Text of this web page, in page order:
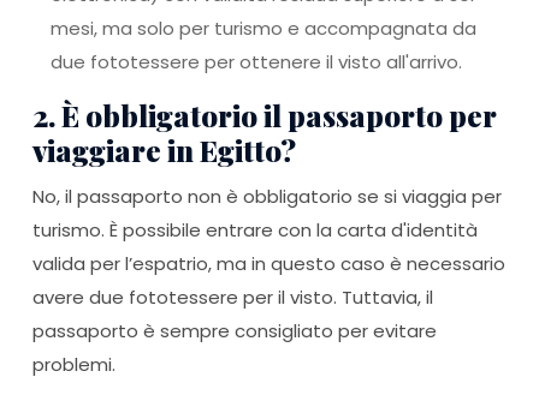
mesi, ma solo per turismo e accompagnata da
due fototessere per ottenere il visto all'arrivo.
2. È obbligatorio il passaporto per
viaggiare in Egitto?
No, il passaporto non è obbligatorio se si viaggia per
turismo. È possibile entrare con la carta d'identità
valida per l’espatrio, ma in questo caso è necessario
avere due fototessere per il visto. Tuttavia, il
passaporto è sempre consigliato per evitare
problemi.